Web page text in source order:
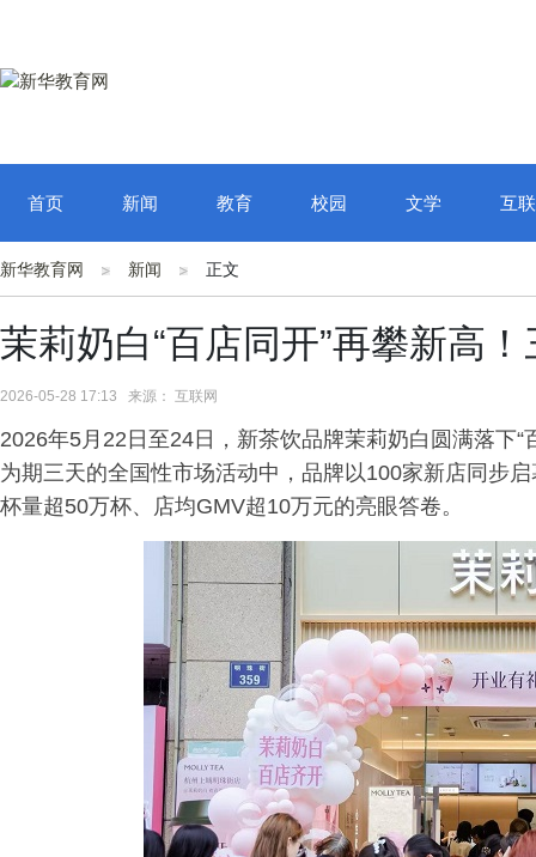
首页 新闻 教育 校园 文学 互
新华教育网 新闻 正文
茉莉奶白“百店同开”再攀新高
2026-05-28 17:13 来源： 互联网
2026年5月22日至24日，新茶饮品牌茉莉奶白圆满落下
为期三天的全国性市场活动中，品牌以100家新店同步
杯量超50万杯、店均GMV超10万元的亮眼答卷。